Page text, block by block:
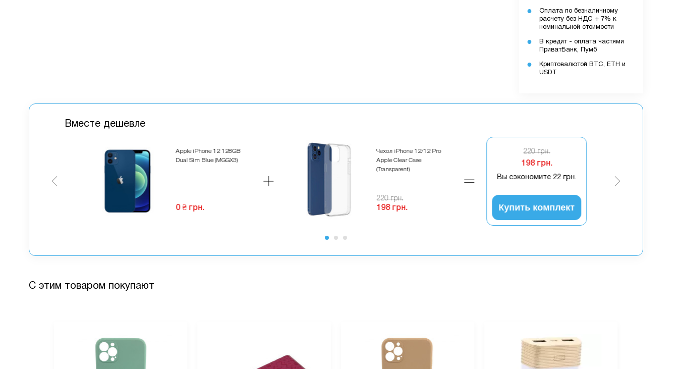
Оплата по безналичному
расчету без НДС + 7% к
номинальной стоимости
В кредит - оплата частями
ПриватБанк, Пумб
Криптовалютой BTC, ETH и
USDT
Вместе дешевле
Apple iPhone 12 128GB
Dual Sim Blue (MGGX3)
0 ₴ грн.
Чехол iPhone 12/12 Pro
Apple Clear Case
(Transparent)
220 грн.
198 грн.
220 грн.
198 грн.
Вы сэкономите 22 грн.
Купить комплект
С этим товаром покупают